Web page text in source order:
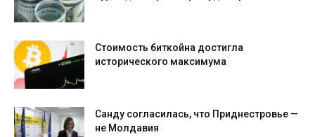
Стоимость биткойна достигла
исторического максимума
Санду согласилась, что Приднестровье —
не Молдавия